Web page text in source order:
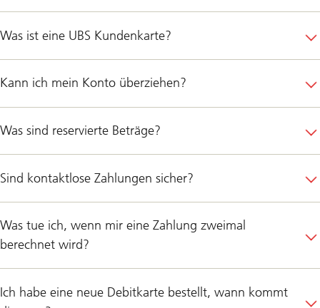
Was ist eine UBS Kundenkarte?
Kann ich mein Konto überziehen?
Was sind reservierte Beträge?
Sind kontaktlose Zahlungen sicher?
Was tue ich, wenn mir eine Zahlung zweimal
berechnet wird?
Ich habe eine neue Debitkarte bestellt, wann kommt